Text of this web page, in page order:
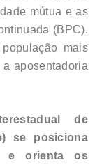
mútua e as
(BPC).
mais
aposentadoria
de
se posiciona
e orienta os